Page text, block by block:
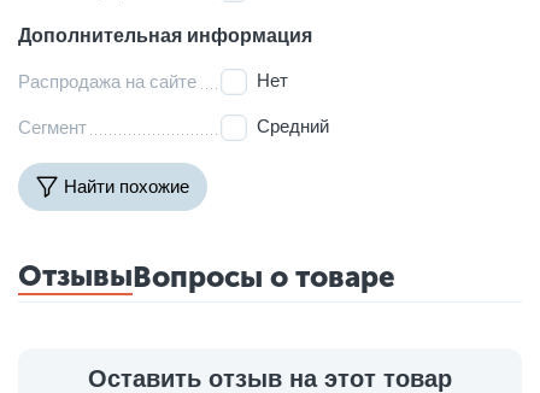
Дополнительная информация
Распродажа на сайте Нет
Сегмент Средний
Найти похожие
ОтзывыВопросы о товаре
Оставить отзыв на этот товар